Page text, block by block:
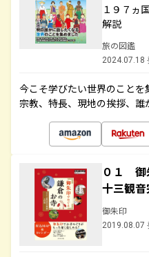
１９７ヵ
解説
旅の図鑑
2024.07.18
今こそ学びたい世界のことを
宗教、特長、現地の挨拶、誰
０１ 御
十三観
御朱印
2019.08.07